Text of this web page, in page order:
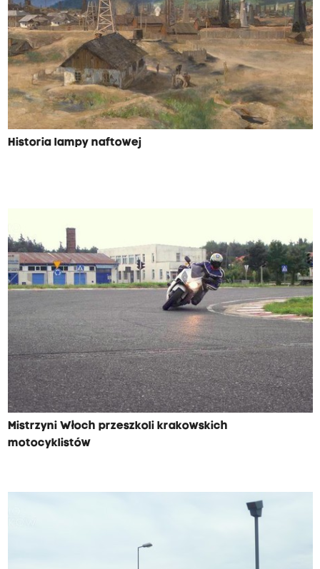
Historia lampy naftowej
Mistrzyni Włoch przeszkoli krakowskich
motocyklistów